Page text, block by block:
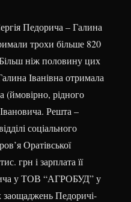
Педорича – Галина
трохи більше 820
ніж половину цих
Іванівна отримала
(ймовірно, рідного
Решта –
соціального
Оратівської
грн і зарплата її
у ТОВ “АГРОБУД” у
заощаджень Педоричі-